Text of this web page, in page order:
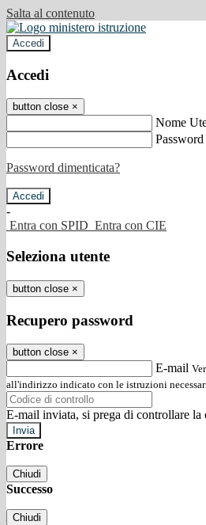
Salta al contenuto
Accedi
Accedi
button close ×
Nome
Password
Password dimenticata?
-
Entra con SPID Entra con CIE
Seleziona utente
button close ×
Recupero password
button close ×
E-mail
all'indirizzo indicato con le istruzioni
E-mail inviata, si prega di controllare la
Errore
Chiudi
Successo
Chiudi